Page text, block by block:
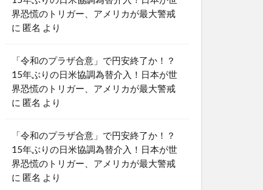
界恐慌のトリガー、アメリカが最大警戒
に 匿名 より
「令和のプラザ合意」で円安終了か！？
15年ぶりの日米協調為替介入！日本が世
界恐慌のトリガー、アメリカが最大警戒
に 匿名 より
「令和のプラザ合意」で円安終了か！？
15年ぶりの日米協調為替介入！日本が世
界恐慌のトリガー、アメリカが最大警戒
に 匿名 より